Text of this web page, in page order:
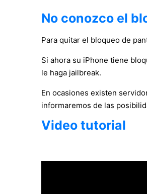
No conozco el
Para quitar el bloqueo de
Si ahora su iPhone tiene
le haga jailbreak.
En ocasiones existen
informaremos de las
Video tutorial